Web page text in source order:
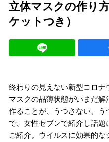
立体マスクの作り
ケットつき）
終わりの見えない新型コロナ
マスクの品薄状態がいまだ
作ることが、うつさない、う
で、女性セブンで紹介し話
ご紹介。ウイルスに効果的